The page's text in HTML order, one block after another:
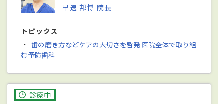
早速 邦博 院長
トピックス
・ 歯の磨き方などケアの大切さを啓発 医院全体で取り組
む予防歯科
診療中